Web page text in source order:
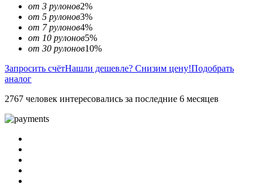
от 3 рулонов2%
от 5 рулонов3%
от 7 рулонов4%
от 10 рулонов5%
от 30 рулонов10%
Запросить счётНашли дешевле? Снизим цену!Подобрать
аналог
2767 человек интересовались за последние 6 месяцев